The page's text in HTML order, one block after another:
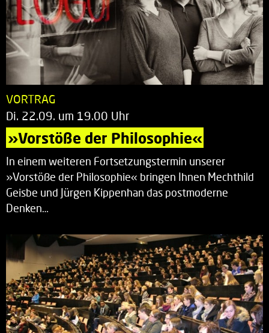
VORTRAG
Di. 22.09. um 19.00 Uhr
»Vorstöße der Philosophie«
In einem weiteren Fortsetzungstermin unserer
»Vorstöße der Philosophie« bringen Ihnen Mechthild
Geisbe und Jürgen Kippenhan das postmoderne
Denken…